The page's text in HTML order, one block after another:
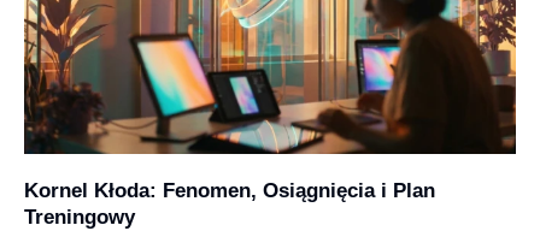
Kornel Kłoda: Fenomen, Osiągnięcia i Plan
Treningowy